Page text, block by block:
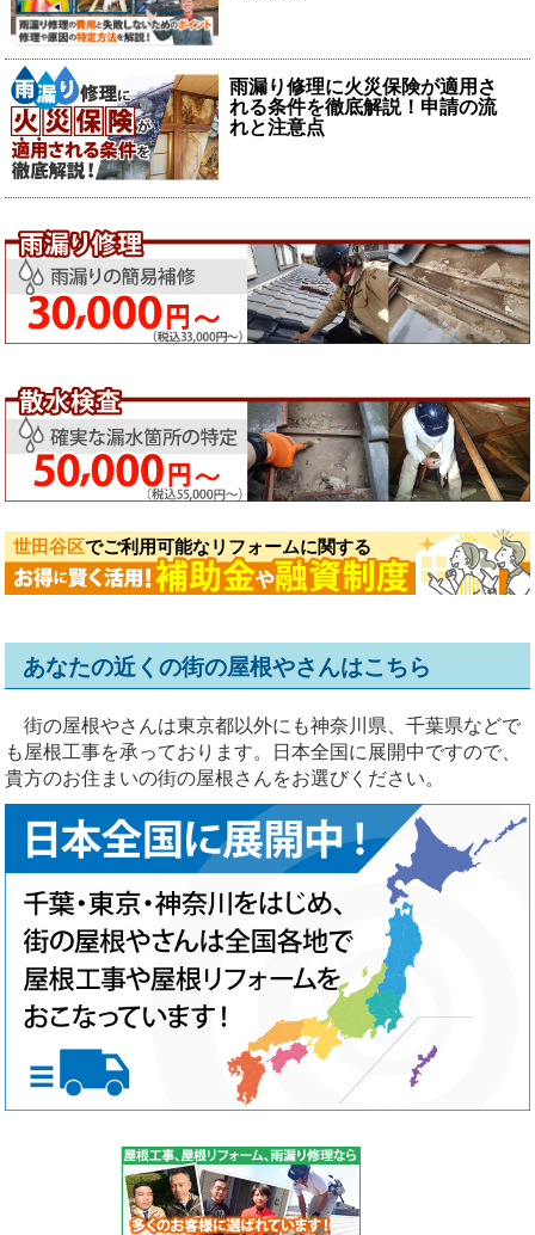
雨漏り修理に火災保険が適用さ
れる条件を徹底解説！申請の流
れと注意点
世田谷区でご利用可能なリフォームに関する
あなたの近くの街の屋根やさんはこちら
街の屋根やさんは東京都以外にも神奈川県、千葉県などで
も屋根工事を承っております。日本全国に展開中ですので、
貴方のお住まいの街の屋根さんをお選びください。